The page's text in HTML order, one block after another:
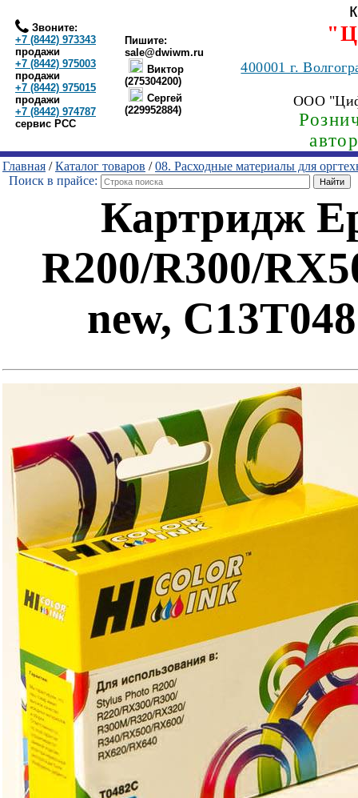
Звоните:
+7 (8442) 973343
продажи
+7 (8442) 975003
продажи
+7 (8442) 975015
продажи
+7 (8442) 974787
сервис РСС
Пишите:
sale@dwiwm.ru
Виктор
(275304200)
Сергей
(229952884)
400001г.
ООО
Главная /Каталог товаров /08. Расходные материалы для
Поиск в прайсе:
Картридж
R200/R300/
new,